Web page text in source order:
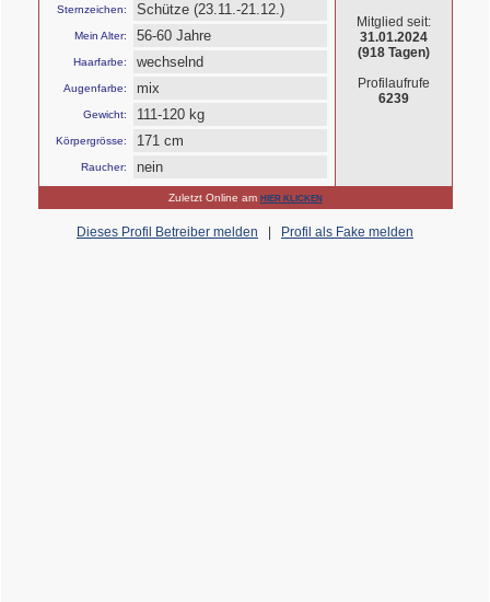
Sternzeichen: Schütze (23.11.-21.12.)
Mein Alter: 56-60 Jahre
Haarfarbe: wechselnd
Augenfarbe: mix
Gewicht: 111-120 kg
Körpergrösse: 171 cm
Raucher: nein
Mitglied seit:
31.01.2024
(918 Tagen)
Profilaufrufe
6239
Zuletzt Online am HIER KLICKEN
Dieses Profil Betreiber melden Profil als Fake melden